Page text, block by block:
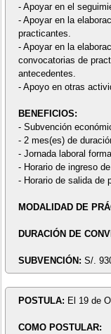
- Apoyar en el
- Apoyar en la
practicantes.
- Apoyar en la
convocatorias de
antecedentes.
- Apoyo en otras
BENEFICIOS:
- Subvención
- 2 mes(es) de
- Jornada laboral
- Horario de ingreso
- Horario de salida de
MODALIDAD DE
DURACIÓN DE
SUBVENCIÓN: S/.
POSTULA: El 19 de
COMO POSTULAR: